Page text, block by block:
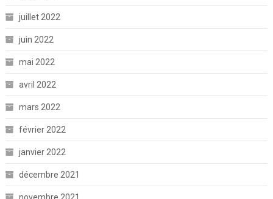
juillet 2022
juin 2022
mai 2022
avril 2022
mars 2022
février 2022
janvier 2022
décembre 2021